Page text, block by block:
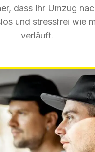
dass Ihr Umzug
und stressfrei wie
verläuft.